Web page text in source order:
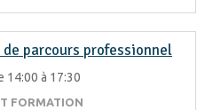
parcours professionnel
14:00 à 17:30
FORMATION